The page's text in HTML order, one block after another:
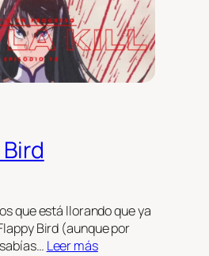
que está llorando que ya
Bird (aunque por
Leer más